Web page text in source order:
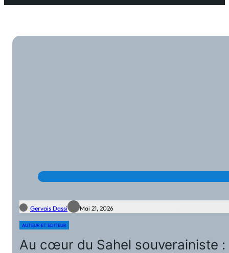
Gervais Dassi Mai 21, 2026
AUTEUR ET EDITEUR
Au cœur du Sahel souverainiste :